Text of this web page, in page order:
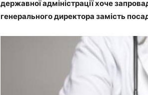
державної адміністрації хоче
генерального директора замість